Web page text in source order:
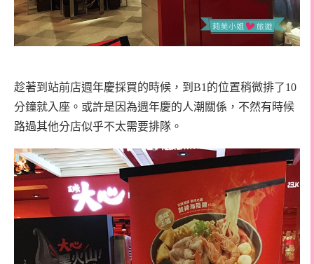
趁著到站前店週年慶採買的時候，到B1的位置稍微排了10
分鐘就入座。或許是因為週年慶的人潮關係，不然有時候
路過其他分店似乎不太需要排隊。